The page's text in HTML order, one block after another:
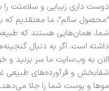
دوست داری زیبایی و سلامتت را
“محصول سالم”، ما معتقدیم که
شما، همان‌هایی هستند که
داشته است. اگر به دنبال
الان به وب‌سایت ما سر بزنید و
شفابخش و فرآورده‌های طبیعی
موها و پوست شما را جلا